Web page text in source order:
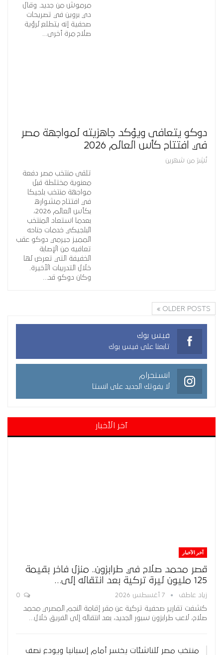
مرموش من جديد. وقال
دي بروين في تصريحات
صحفية إنه يتطلع لرؤية
صلاح مرة أخرى…
دوكو يتعافى ويؤكد جاهزيته لمواجهة مصر
في افتتاح كأس العالم 2026
نُشِرَ من شهرين
تلقى منتخب مصر دفعة
معنوية مختلطة قبل
مواجهة منتخب بلجيكا
في افتتاح مشواره
بكأس العالم 2026،
بعدما استعاد المنتخب
البلجيكي خدمات جناحه
المميز جيرمي دوكو عقب
تعافيه من الإصابة
الخفيفة التي تعرض لها
خلال التدريبات الأخيرة.
وكان دوكو قد…
OLDER POSTS
فيس بوك
تابعنا على فيس بوك
انستجرام
لا يفوتك الجديد على انستا
آخر الأخبار
آخر الأخبار
قصر محمد صلاح في طرابزون.. منزل فاخر بقيمة
125 مليون ليرة تركية بعد انتقاله إلى…
زياد عاطف 7 أغسطس 2026
كشفت تقارير صحفية تركية عن مقر إقامة النجم المصري محمد
صلاح، لاعب طرابزون سبور الجديد، بعد انتقاله إلى الفريق خلال…
منتخب مصر للناشئات يخسر أمام إسبانيا ويودع نصف